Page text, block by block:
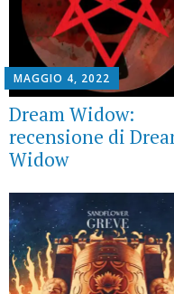
MAGGIO 4, 2022
Dream Widow:
recensione di
Widow